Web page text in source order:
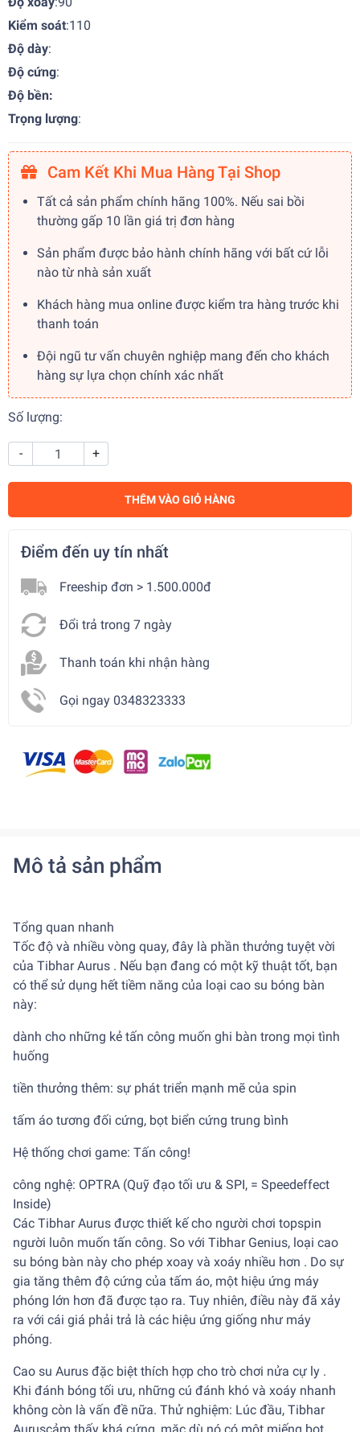
Kiểm soát:110
Độ dày:
Độ cứng:
Độ bền:
Trọng lượng:
Cam Kết Khi Mua Hàng Tại Shop
Tất cả sản phẩm chính hãng 100%. Nếu sai bồi
thường gấp 10 lần giá trị đơn hàng
Sản phẩm được bảo hành chính hãng với bất cứ lỗi
nào từ nhà sản xuất
Khách hàng mua online được kiểm tra hàng trước khi
thanh toán
Đội ngũ tư vấn chuyên nghiệp mang đến cho khách
hàng sự lựa chọn chính xác nhất
Số lượng:
- +
THÊM VÀO GIỎ HÀNG
Điểm đến uy tín nhất
Freeship đơn > 1.500.000đ
Đổi trả trong 7 ngày
Thanh toán khi nhận hàng
Gọi ngay 0348323333
Mô tả sản phẩm
Tổng quan nhanh
Tốc độ và nhiều vòng quay, đây là phần thưởng tuyệt vời
của Tibhar Aurus . Nếu bạn đang có một kỹ thuật tốt, bạn
có thể sử dụng hết tiềm năng của loại cao su bóng bàn
này:
dành cho những kẻ tấn công muốn ghi bàn trong mọi tình
huống
tiền thưởng thêm: sự phát triển mạnh mẽ của spin
tấm áo tương đối cứng, bọt biển cứng trung bình
Hệ thống chơi game: Tấn công!
công nghệ: OPTRA (Quỹ đạo tối ưu & SPI, = Speedeffect
Inside)
Các Tibhar Aurus được thiết kế cho người chơi topspin
người luôn muốn tấn công. So với Tibhar Genius, loại cao
su bóng bàn này cho phép xoay và xoáy nhiều hơn . Do sự
gia tăng thêm độ cứng của tấm áo, một hiệu ứng máy
phóng lớn hơn đã được tạo ra. Tuy nhiên, điều này đã xảy
ra với cái giá phải trả là các hiệu ứng giống như máy
phóng.
Cao su Aurus đặc biệt thích hợp cho trò chơi nửa cự ly .
Khi đánh bóng tối ưu, những cú đánh khó và xoáy nhanh
không còn là vấn đề nữa. Thử nghiệm: Lúc đầu, Tibhar